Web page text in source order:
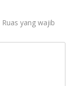
Ruas yang wajib